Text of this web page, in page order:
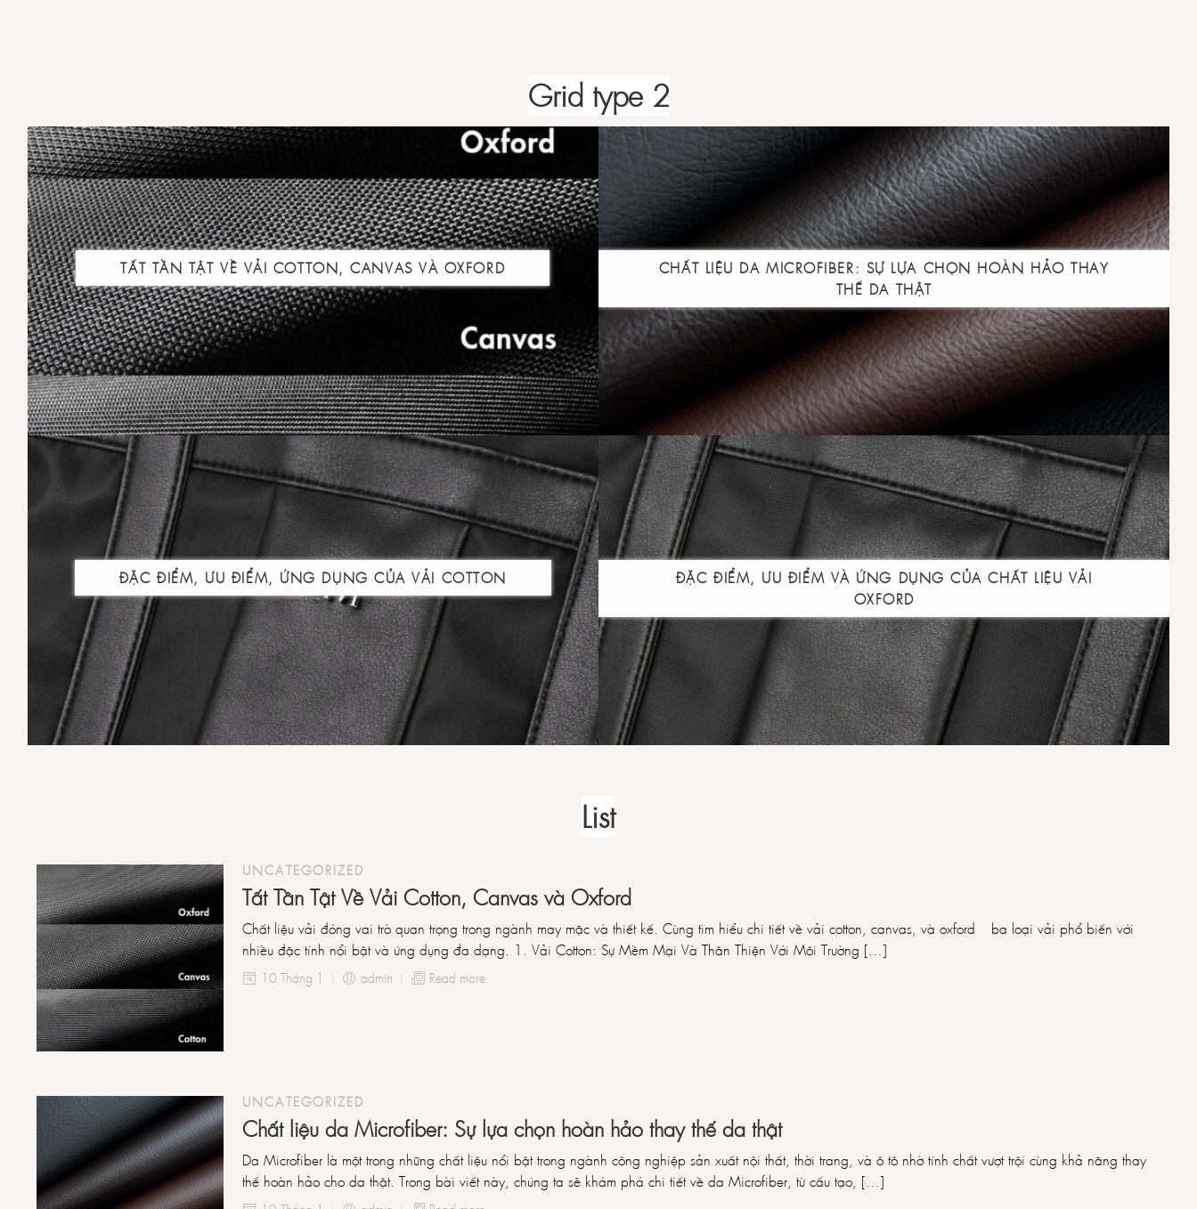
Grid type 2
TẤT TẦN TẬT VỀ VẢI COTTON, CANVAS VÀ OXFORD
CHẤT LIỆU DA MICROFIBER: SỰ LỰA CHỌN HOÀN HẢO THAY
THẾ DA THẬT
ĐẶC ĐIỂM, ƯU ĐIỂM, ỨNG DỤNG CỦA VẢI COTTON
ĐẶC ĐIỂM, ƯU ĐIỂM VÀ ỨNG DỤNG CỦA CHẤT LIỆU VẢI
OXFORD
List
UNCATEGORIZED
Tất Tần Tật Về Vải Cotton, Canvas và Oxford
Chất liệu vải đóng vai trò quan trọng trong ngành may mặc và thiết kế. Cùng tìm hiểu chi tiết về vải cotton, canvas, và oxford – ba loại vải phổ biến với
nhiều đặc tính nổi bật và ứng dụng đa dạng. 1. Vải Cotton: Sự Mềm Mại Và Thân Thiện Với Môi Trường […]
10 Tháng 1 admin Read more
UNCATEGORIZED
Chất liệu da Microfiber: Sự lựa chọn hoàn hảo thay thế da thật
Da Microfiber là một trong những chất liệu nổi bật trong ngành công nghiệp sản xuất nội thất, thời trang, và ô tô nhờ tính chất vượt trội cùng khả năng thay
thế hoàn hảo cho da thật. Trong bài viết này, chúng ta sẽ khám phá chi tiết về da Microfiber, từ cấu tạo, […]